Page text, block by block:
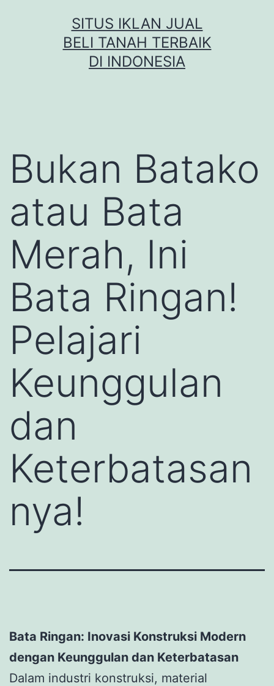
SITUS IKLAN JUAL
BELI TANAH TERBAIK
DI INDONESIA
Bukan Batako
atau Bata
Merah, Ini
Bata Ringan!
Pelajari
Keunggulan
dan
Keterbatasan
nya!
Bata Ringan: Inovasi Konstruksi Modern
dengan Keunggulan dan Keterbatasan
Dalam industri konstruksi, material